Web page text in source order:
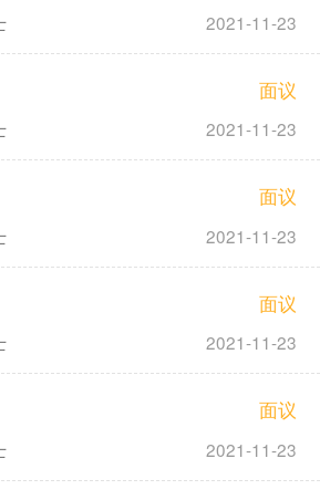
2021-11-23
面议
2021-11-23
面议
2021-11-23
面议
2021-11-23
面议
2021-11-23